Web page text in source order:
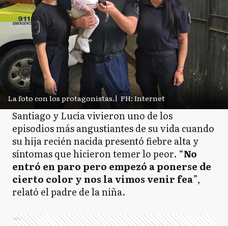
La foto con los protagonistas.| PH: Internet
Santiago y Lucía vivieron uno de los
episodios más angustiantes de su vida cuando
su hija recién nacida presentó fiebre alta y
síntomas que hicieron temer lo peor. “No
entró en paro pero empezó a ponerse de
cierto color y nos la vimos venir fea”,
relató el padre de la niña.
Ads